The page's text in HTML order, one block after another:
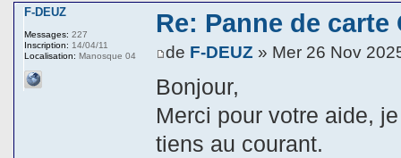
Re: Panne de
de F-DEUZ » Mer 26 Nov
Bonjour,
Merci pour votre aide,
tiens au courant.
F-DEUZ
Messages: 227
Inscription: 14/04/11
Localisation: Manosque 04